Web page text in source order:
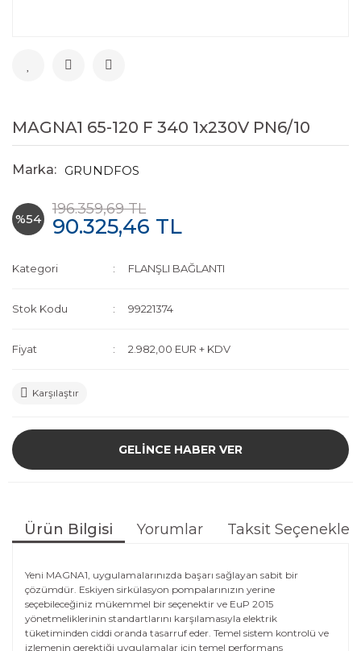
MAGNA1 65-120 F 340 1x230V PN6/10
Marka: GRUNDFOS
%54
196.359,69 TL
90.325,46 TL
Kategori FLANŞLI BAĞLANTI
Stok Kodu 99221374
Fiyat 2.982,00 EUR + KDV
Karşılaştır
GELİNCE HABER VER
Ürün Bilgisi Yorumlar Taksit Seçenekleri
Yeni MAGNA1, uygulamalarınızda başarı sağlayan sabit bir
çözümdür. Eskiyen sirkülasyon pompalarınızın yerine
seçebileceğiniz mükemmel bir seçenektir ve EuP 2015
yönetmeliklerinin standartlarını karşılamasıyla elektrik
tüketiminden ciddi oranda tasarruf eder. Temel sistem kontrolü ve
izlemenin gerektiği uygulamalar için temel performans